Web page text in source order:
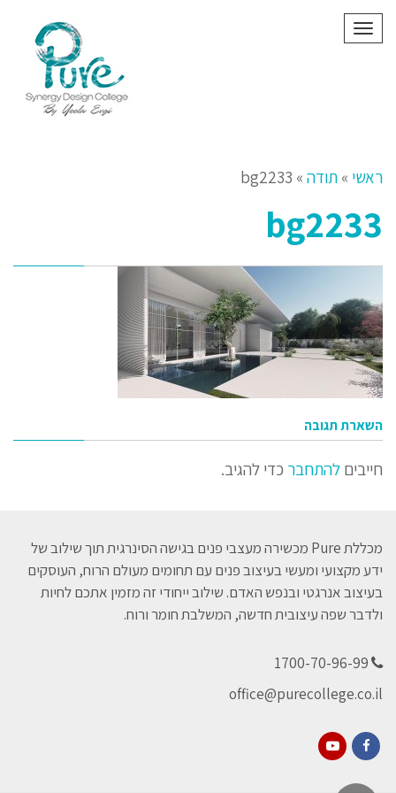
תפריט
ראשי » תודה »
bg2233
bg2233
השארת תגובה
חייבים להתחבר כדי להגיב.
מכללת Pure מכשירה מעצבי פנים בגישה הסינרגית תוך שילוב של
ידע מקצועי ומעשי בעיצוב פנים עם תחומים מעולם הרוח, העוסקים
בעיצוב אנרגטי ובנפש האדם. שילוב ייחודי זה מזמין אתכם לחיות
ולדבר שפה עיצובית חדשה, המשלבת חומר ורוח.
1700-70-96-99
office@purecollege.co.il